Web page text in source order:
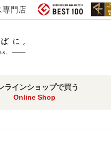
専門店
ラインショップで買う
Online Shop